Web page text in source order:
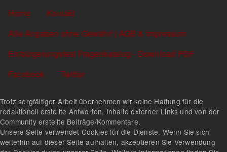
Sekundärlinks
Home
Kontakt
Alle Angaben ohne Gewähr! | AGB & Impressum
Einbürgerungstest Fragenkatalog - Download PDF
Facebook
Twitter
Trotz sorgfältiger Arbeit übernehmen wir keine Haftung für die
redaktionell erstellte Antworten, Inhalte externer Links und von der
Community erstellte Beiträge/Kommentare.
Unsere Seite verwendet Cookies für die Dienste. Wenn Sie sich
weiterhin auf dieser Seite aufhalten, akzeptieren Sie Verwendung